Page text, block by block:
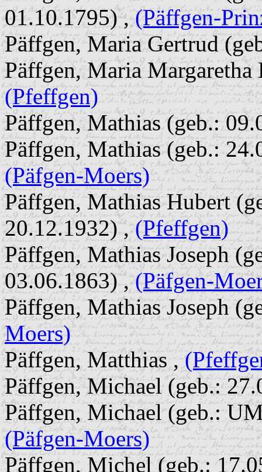
01.10.1795) ,(Päffgen-
Päffgen, Maria Gertrud
Päffgen, Maria
(Pfeffgen)
Päffgen, Mathias (geb.:
Päffgen, Mathias (geb.:
(Päfgen-Moers)
Päffgen, Mathias Hubert
20.12.1932) ,(Pfeffgen)
Päffgen, Mathias Joseph
03.06.1863) ,(Päfgen-
Päffgen, Mathias Joseph
Moers)
Päffgen, Matthias ,
Päffgen, Michael (geb.:
Päffgen, Michael (geb.:
(Päfgen-Moers)
Päffgen, Michel (geb.: